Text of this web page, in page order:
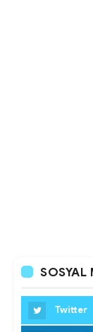
SOSYAL
Twitter